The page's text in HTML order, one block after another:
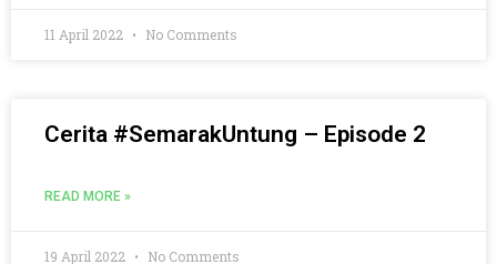
11 April 2022 No Comments
Cerita #SemarakUntung – Episode 2
READ MORE »
19 April 2022 No Comments